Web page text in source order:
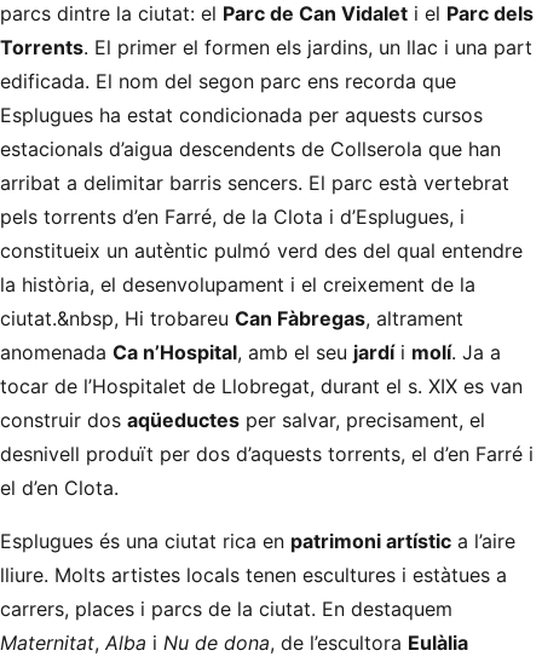
parcs dintre la ciutat: el Parc de Can Vidalet i el Parc dels
Torrents. El primer el formen els jardins, un llac i una part
edificada. El nom del segon parc ens recorda que
Esplugues ha estat condicionada per aquests cursos
estacionals d’aigua descendents de Collserola que han
arribat a delimitar barris sencers. El parc està vertebrat
pels torrents d’en Farré, de la Clota i d’Esplugues, i
constitueix un autèntic pulmó verd des del qual entendre
la història, el desenvolupament i el creixement de la
ciutat.&nbsp, Hi trobareu Can Fàbregas, altrament
anomenada Ca n’Hospital, amb el seu jardíi molí. Ja a
tocar de l’Hospitalet de Llobregat, durant el s. XIX es van
construir dos aqüeductes per salvar, precisament, el
desnivell produït per dos d’aquests torrents, el d’en Farré i
el d’en Clota.
Esplugues és una ciutat rica en patrimoni artístic a l’aire
lliure. Molts artistes locals tenen escultures i estàtues a
carrers, places i parcs de la ciutat. En destaquem
Maternitat, Alba i Nu de dona, de l’escultora Eulàlia